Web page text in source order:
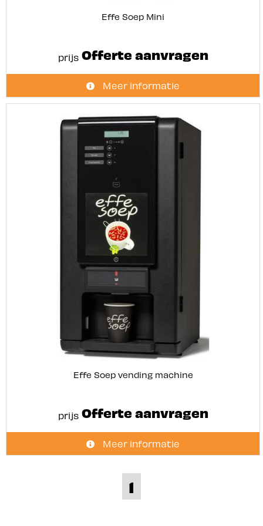
Effe Soep Mini
prijsOfferte aanvragen
Meer informatie
Effe Soep vending machine
prijsOfferte aanvragen
Meer informatie
1